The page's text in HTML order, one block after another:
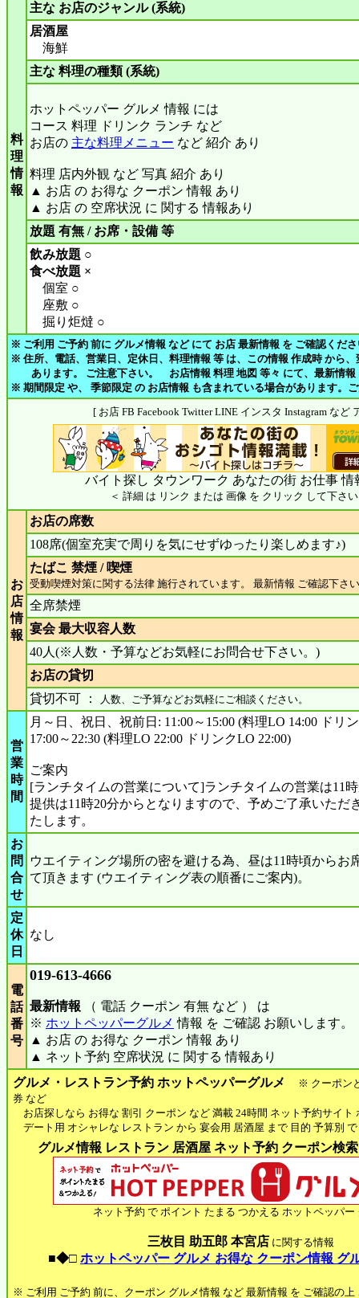
料
理
情
報
主な お店のジャンル (系統)
居酒屋
海鮮
主な 料理の種類 (系統)
ホットペッパー グルメ 情報 には
コース 料理 ドリンク ランチ など
お店の 主な料理メニュー など 紹介 あり
料理 店内外観 など 写真 紹介 あり
▲ お店 の お得な クーポン 情報 あり
▲ お店 の 空席状況 に 関する 情報あり
放題 有無 / お席・設備 等
飲み放題 ○
食べ放題 ×
個室 ○
座敷 ○
掘り炬燵 ○
※ ご利用 ご予約 前に グルメ情報 など にて お店 最新情報 を ご確認くだ
※ 住所、電話、営業日、定休日、料理情報 等 は、この情報 作成時 から
あります。 ご注意下さい。 お店情報 料理 地図 等々 にて、最新情報
※ 期間限定 や、 季節限定 の お店情報 も含まれている場合があります。
[ お店 FB Facebook Twitter LINE インスタ Instagram など
バイト探し タウンワーク あなたの街 お仕事 情
＜ 詳細 は リンク または 画像 を クリック して下さ
お
店
情
報
お店の席数
108席(個室充実で周りを気にせずゆったり楽しめます♪)
たばこ 禁煙 / 喫煙
受動喫煙対策に関する法律 施行されています。 最新情報 ご確認下さ
全席禁煙
宴会 最大収容人数
40人(※人数・予算などお気軽にお問合せ下さい。)
お店の貸切
貸切不可 ：
人数、ご予算などお気軽にご相談ください。
営
業
時
間
月～日、祝日、祝前日: 11:00～15:00 (料理LO 14:00 ドリ
17:00～22:30 (料理LO 22:00 ドリンクLO 22:00)
ご案内
[ランチタイムの営業について]ランチタイムの営業は11
提供は11時20分からとなりますので、予めご了承いただ
たします。
お
問
合
せ
ウエイティング場所の密を避ける為、昼は11時頃からお
て頂きます (ウエイティング表の順番にご案内)。
定
休
日
なし
電
話
番
号
019-613-4666
最新情報 （ 電話 クーポン 有無 など ） は
※ ホットペッパーグルメ 情報 を ご確認 お願いします。
▲ お店 の お得な クーポン 情報 あり
▲ ネット予約 空席状況 に 関する 情報あり
グルメ・レストラン予約 ホットペッパーグルメ
※ クーポン
券 など
お店探しなら お得な 割引 クーポン など 満載 24時間 ネット予約サイト
デート用 オシャレな レストラン から 宴会用 居酒屋 まで 目的 予算別
グルメ情報 レストラン 居酒屋 ネット予約 クーポン検
ネット予約 で ポイント たまる つかえる ホットペッパー
三枚目 助五郎 本宮店に関する情報
■◆□ ホットペッパー グルメ お得な クーポン情報 グ
※ ご利用 ご予約 前に、クーポン グルメ情報 など 最新情報 を ご確認の上